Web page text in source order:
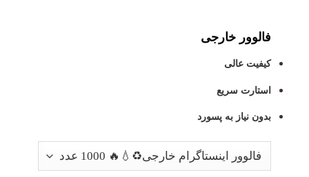
فالوور خارجی
کیفیت عالی
استارت سریع
بدون نیاز به پسورد